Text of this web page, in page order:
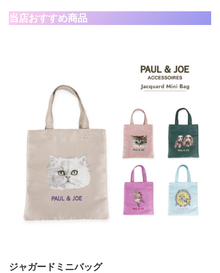
名刺入れ・カードケース
キーケース
TOPICS
FEATURE
会社概要
当店おすすめ商品
ジャガードミニバッグ